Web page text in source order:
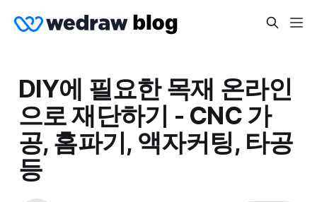
DIY에 필요한 목재 온라인
으로 재단하기 - CNC 가
공, 홈파기, 액자커팅, 타공
등